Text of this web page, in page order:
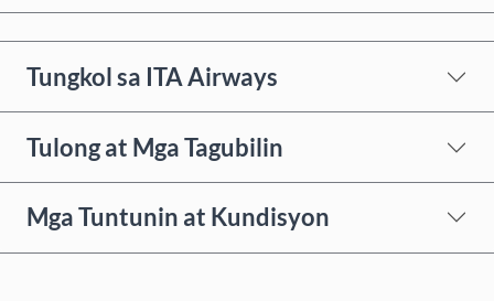
Tungkol sa ITA Airways
Tulong at Mga Tagubilin
Mga Tuntunin at Kundisyon